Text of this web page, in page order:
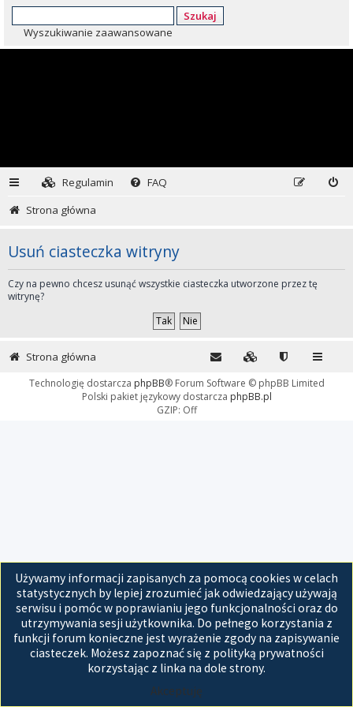
Szukaj
Wyszukiwanie zaawansowane
Regulamin
FAQ
Strona główna
Usuń ciasteczka witryny
Czy na pewno chcesz usunąć wszystkie ciasteczka utworzone przez tę
witrynę?
Używamy informacji zapisanych za pomocą cookies w celach
statystycznych by lepiej zrozumieć jak odwiedzający używają
serwisu i pomóc w poprawianiu jego funkcjonalności oraz do
utrzymywania sesji użytkownika. Do pełnego korzystania z
funkcji forum konieczne jest wyrażenie zgody na zapisywanie
ciasteczek. Możesz zapoznać się z polityką prywatności
korzystając z linka na dole strony.
Akceptuję
Strona główna
Technologię dostarcza phpBB® Forum Software © phpBB Limited
Polski pakiet językowy dostarcza phpBB.pl
GZIP: Off